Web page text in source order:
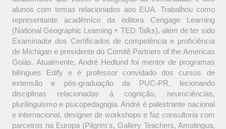
alunos com temas relacionados aos EUA. Trabalhou como
representante acadêmico da editora Cengage Learning
(National Geographic Learning + TED Talks), além de ter sido
Examinador dos Certificados de competência e proficiência
de Michigan e presidente do Comitê Partners of the Americas
Goiás. Atualmente, André Hedlund foi mentor de programas
bilíngues Edify e é professor convidado dos cursos de
extensão e pós-graduação da PUC-PR, lecionando
disciplinas relacionadas à cognição, neurociências,
plurilinguismo e psicopedagogia. André é palestrante nacional
e internacional, designer de workshops e faz consultoria com
parceiros na Europa (Pilgrim's, Gallery Teachers, Amolingua,